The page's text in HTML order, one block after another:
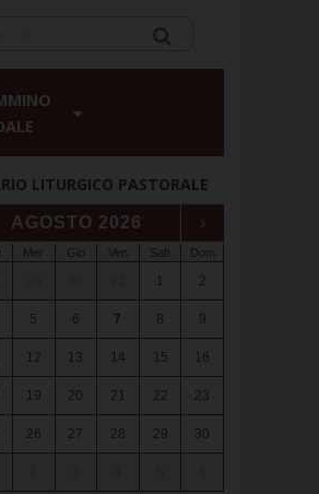
LITURGICO PASTORALE
AGOSTO 2026 ›
Mer Gio Ven Sab Dom
1 2
5 6 7 8 9
12 13 14 15 16
19 20 21 22 23
26 27 28 29 30